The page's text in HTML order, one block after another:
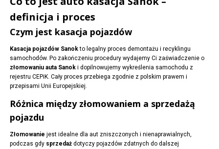
definicja i proces
Czym jest kasacja pojazdów
Kasacja pojazdów Sanokto legalny proces demontażu i recyklingu
samochodów. Po zakończeniu procedury wydajemy Ci zaświadczenie o
złomowaniu auta Sanok i dopilnowujemy wykreślenia samochodu z
rejestru CEPiK. Cały proces przebiega zgodnie z polskim prawem i
przepisami Unii Europejskiej.
Różnica między złomowaniem a sprzedażą
pojazdu
Złomowanie jest idealne dla aut zniszczonych i nienaprawialnych,
podczas gdy sprzedaż dotyczy pojazdów zdatnych do dalszej